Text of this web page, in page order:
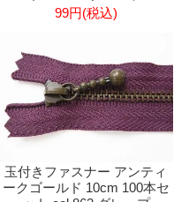
99円(税込)
玉付きファスナー アンティ
ークゴールド 10cm 100本セ